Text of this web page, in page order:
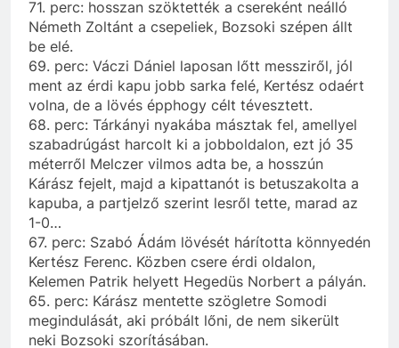
71. perc: hosszan szöktették a csereként neálló
Németh Zoltánt a csepeliek, Bozsoki szépen állt
be elé.
69. perc: Váczi Dániel laposan lőtt messziről, jól
ment az érdi kapu jobb sarka felé, Kertész odaért
volna, de a lövés épphogy célt tévesztett.
68. perc: Tárkányi nyakába másztak fel, amellyel
szabadrúgást harcolt ki a jobboldalon, ezt jó 35
méterről Melczer vilmos adta be, a hosszún
Kárász fejelt, majd a kipattanót is betuszakolta a
kapuba, a partjelző szerint lesről tette, marad az
1-0…
67. perc: Szabó Ádám lövését hárította könnyedén
Kertész Ferenc. Közben csere érdi oldalon,
Kelemen Patrik helyett Hegedüs Norbert a pályán.
65. perc: Kárász mentette szögletre Somodi
megindulását, aki próbált lőni, de nem sikerült
neki Bozsoki szorításában.